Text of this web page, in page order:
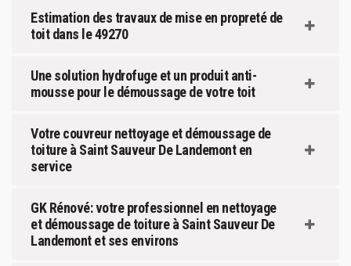
Estimation des travaux de mise en propreté de
toit dans le 49270
Une solution hydrofuge et un produit anti-
mousse pour le démoussage de votre toit
Votre couvreur nettoyage et démoussage de
toiture à Saint Sauveur De Landemont en
service
GK Rénové: votre professionnel en nettoyage
et démoussage de toiture à Saint Sauveur De
Landemont et ses environs